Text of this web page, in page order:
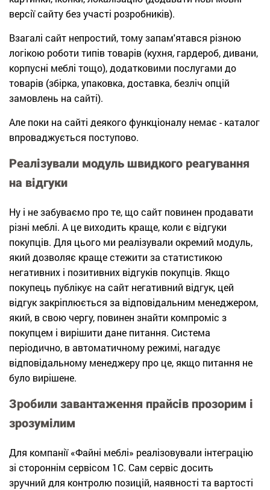
версії сайту без участі розробників).
Взагалі сайт непростий, тому запам'ятався різною
логікою роботи типів товарів (кухня, гардероб, дивани,
корпусні меблі тощо), додатковими послугами до
товарів (збірка, упаковка, доставка, безліч опцій
замовлень на сайті).
Але поки на сайті деякого функціоналу немає - каталог
впроваджується поступово.
Реалізували модуль швидкого реагування
на відгуки
Ну і не забуваємо про те, що сайт повинен продавати
різні меблі. А це виходить краще, коли є відгуки
покупців. Для цього ми реалізували окремий модуль,
який дозволяє краще стежити за статистикою
негативних і позитивних відгуків покупців. Якщо
покупець публікує на сайт негативний відгук, цей
відгук закріплюється за відповідальним менеджером,
який, в свою чергу, повинен знайти компроміс з
покупцем і вирішити дане питання. Система
періодично, в автоматичному режимі, нагадує
відповідальному менеджеру про це, якщо питання не
було вирішене.
Зробили завантаження прайсів прозорим і
зрозумілим
Для компанії «Файні меблі» реалізовували інтеграцію
зі стороннім сервісом 1С. Сам сервіс досить
зручний для контролю позицій, наявності та вартості